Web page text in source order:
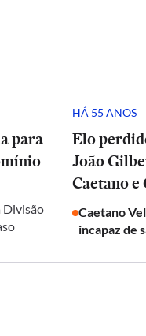
para
Divisão
HÁ 55 ANOS
Elo
João
Caetano e
Caetano
incapaz de